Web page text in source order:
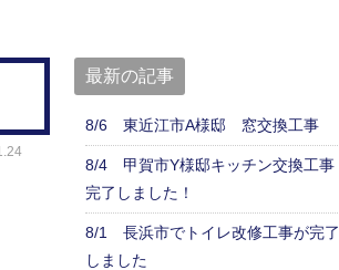
最新の記事
8/6 東近江市A様邸 窓交換工事
8/4 甲賀市Y様邸キッチン交換工事
完了しました！
8/1 長浜市でトイレ改修工事が完了
しました